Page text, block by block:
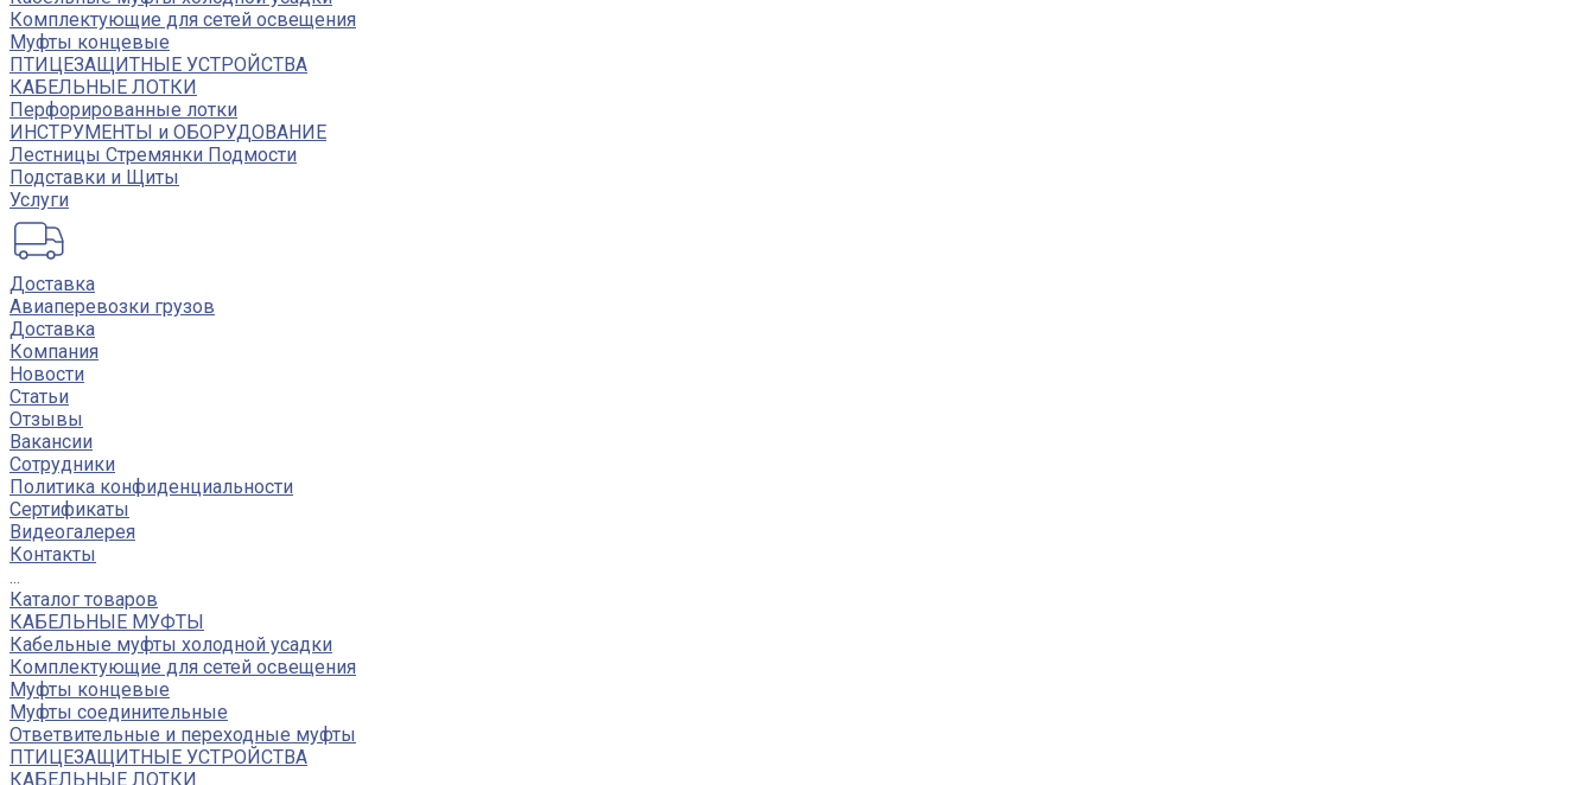
Комплектующие для сетей освещения
Муфты концевые
ПТИЦЕЗАЩИТНЫЕ УСТРОЙСТВА
КАБЕЛЬНЫЕ ЛОТКИ
Перфорированные лотки
ИНСТРУМЕНТЫ и ОБОРУДОВАНИЕ
Лестницы Стремянки Подмости
Подставки и Щиты
Услуги
Доставка
Авиаперевозки грузов
Доставка
Компания
Новости
Статьи
Отзывы
Вакансии
Сотрудники
Политика конфиденциальности
Сертификаты
Видеогалерея
Контакты
...
Каталог товаров
КАБЕЛЬНЫЕ МУФТЫ
Кабельные муфты холодной усадки
Комплектующие для сетей освещения
Муфты концевые
Муфты соединительные
Ответвительные и переходные муфты
ПТИЦЕЗАЩИТНЫЕ УСТРОЙСТВА
КАБЕЛЬНЫЕ ЛОТКИ